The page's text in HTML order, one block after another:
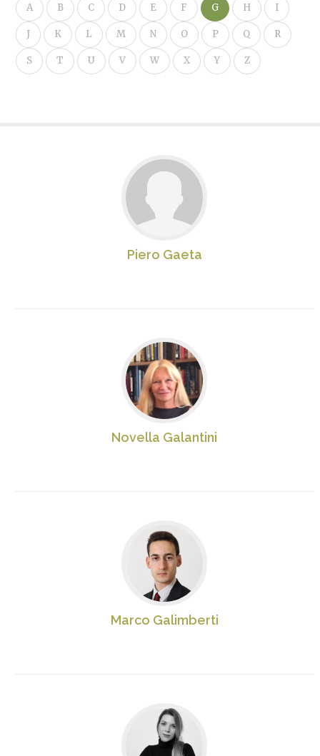
A B C D E F G H I
J K L M N O P Q R
S T U V W X Y Z
Piero Gaeta
Novella Galantini
Marco Galimberti